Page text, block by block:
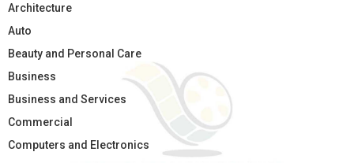
Architecture
Auto
Beauty and Personal Care
Business
Business and Services
Commercial
Computers and Electronics